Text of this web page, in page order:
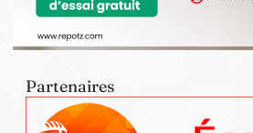
Partenaires